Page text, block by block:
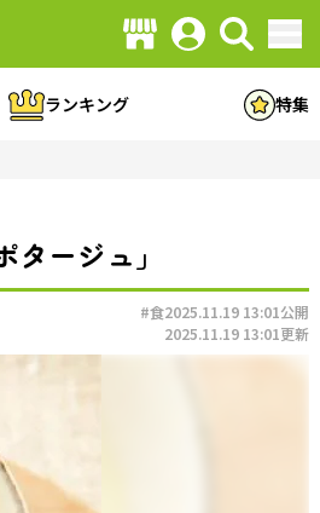
ランキング 特集
ージュ」
#食2025.11.19 13:01公開
2025.11.19 13:01更新